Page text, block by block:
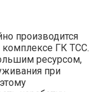
производится
комплексе ГК ТСС.
ресурсом,
при